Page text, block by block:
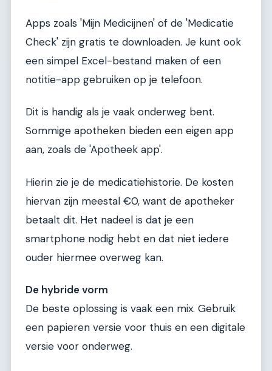
Apps zoals 'Mijn Medicijnen' of de 'Medicatie
Check' zijn gratis te downloaden. Je kunt ook
een simpel Excel-bestand maken of een
notitie-app gebruiken op je telefoon.
Dit is handig als je vaak onderweg bent.
Sommige apotheken bieden een eigen app
aan, zoals de 'Apotheek app'.
Hierin zie je de medicatiehistorie. De kosten
hiervan zijn meestal €0, want de apotheker
betaalt dit. Het nadeel is dat je een
smartphone nodig hebt en dat niet iedere
ouder hiermee overweg kan.
De hybride vorm
De beste oplossing is vaak een mix. Gebruik
een papieren versie voor thuis en een digitale
versie voor onderweg.